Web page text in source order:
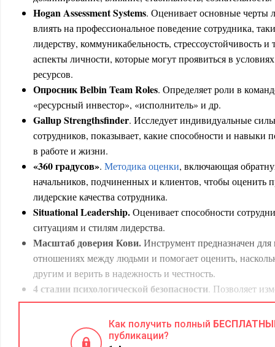
Hogan Assessment Systems. Оценивает основные черты
влиять на профессиональное поведение сотрудника,
лидерству, коммуникабельность, стрессоустойчивость и
аспекты личности, которые могут проявиться в
ресурсов.
Опросник Belbin Team Roles. Определяет роли в
«ресурсный инвестор», «исполнитель» и др.
Gallup Strengthsfinder. Исследует индивидуальные
сотрудников, показывает, какие способности и навыки
в работе и жизни.
«360 градусов». Методика оценки, включающая
начальников, подчиненных и клиентов, чтобы оценить
лидерские качества сотрудника.
Situational Leadership.Оценивает способности
ситуациям и стилям лидерства.
Масштаб доверия Кови.Инструмент предназначен
отношениях между людьми и помогает оценить,
другим и верить в надежность и честность.
4 стадии психологической безопасности . Позволяет
психологической безопасности в команде и сравнить
Разные количественные и качественные
интервью, тестирование, ассессмент-центры.
Как получить полный
публикации?